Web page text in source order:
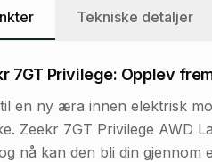
Tekniske detaljer
7GT Privilege: Opplev
en ny æra innen elektrisk
Zeekr 7GT Privilege AWD
nå kan den bli din gjennom